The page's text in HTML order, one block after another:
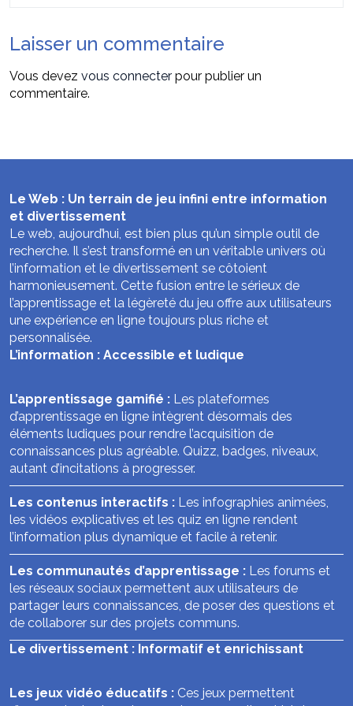
Laisser un commentaire
Vous devez vous connecter pour publier un
commentaire.
Le Web : Un terrain de jeu infini entre information
et divertissement
Le web, aujourd’hui, est bien plus qu’un simple outil de
recherche. Il s’est transformé en un véritable univers où
l’information et le divertissement se côtoient
harmonieusement. Cette fusion entre le sérieux de
l’apprentissage et la légèreté du jeu offre aux utilisateurs
une expérience en ligne toujours plus riche et
personnalisée.
L’information : Accessible et ludique
L’apprentissage gamifié : Les plateformes
d’apprentissage en ligne intègrent désormais des
éléments ludiques pour rendre l’acquisition de
connaissances plus agréable. Quizz, badges, niveaux,
autant d’incitations à progresser.
Les contenus interactifs : Les infographies animées,
les vidéos explicatives et les quiz en ligne rendent
l’information plus dynamique et facile à retenir.
Les communautés d’apprentissage : Les forums et
les réseaux sociaux permettent aux utilisateurs de
partager leurs connaissances, de poser des questions et
de collaborer sur des projets communs.
Le divertissement : Informatif et enrichissant
Les jeux vidéo éducatifs : Ces jeux permettent